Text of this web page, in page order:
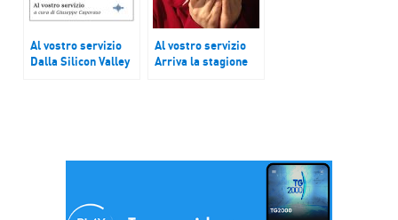
Al vostro servizio
Dalla Silicon Valley
Al vostro servizio
Arriva la stagione